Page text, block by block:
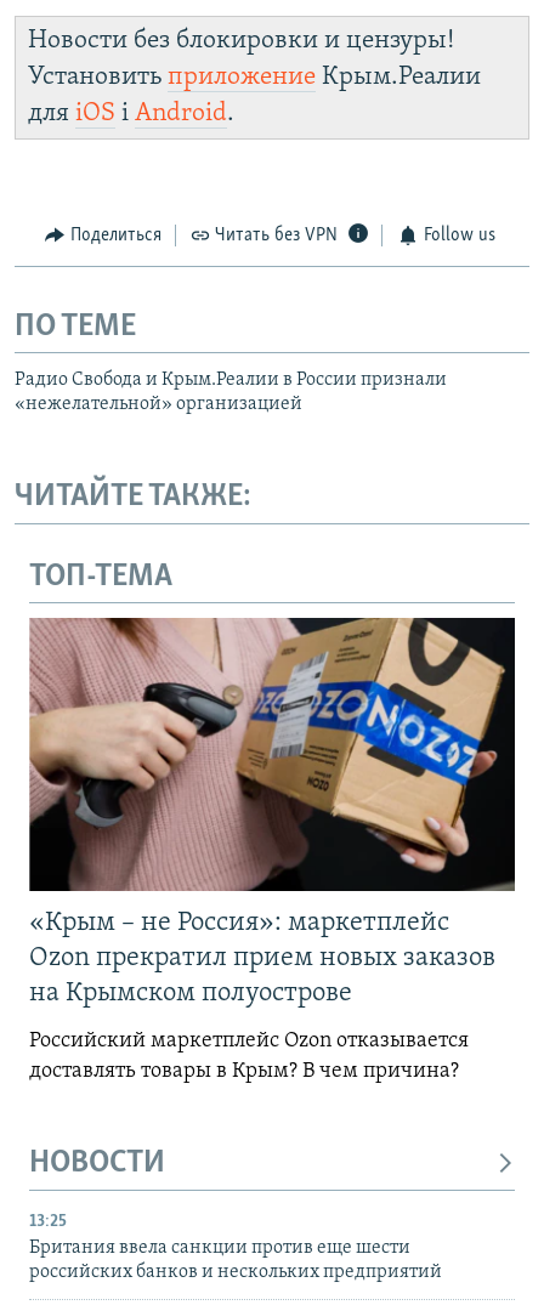
Новости без блокировки и цензуры!
Установить приложение Крым.Реалии
для iOS і Android.
Поделиться Читать без VPN Follow us
ПО ТЕМЕ
Радио Свобода и Крым.Реалии в России признали
«нежелательной» организацией
ЧИТАЙТЕ ТАКЖЕ:
ТОП-ТЕМА
«Крым – не Россия»: маркетплейс
Ozon прекратил прием новых заказов
на Крымском полуострове
Российский маркетплейс Ozon отказывается
доставлять товары в Крым? В чем причина?
НОВОСТИ
13:25
Британия ввела санкции против еще шести
российских банков и нескольких предприятий